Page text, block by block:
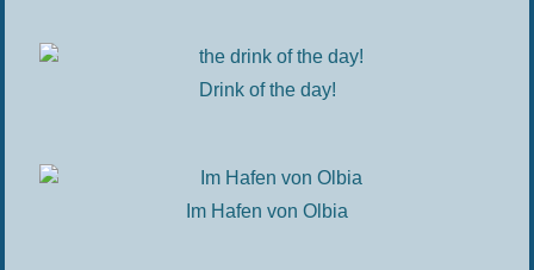
Drink of the day!
Im Hafen von Olbia